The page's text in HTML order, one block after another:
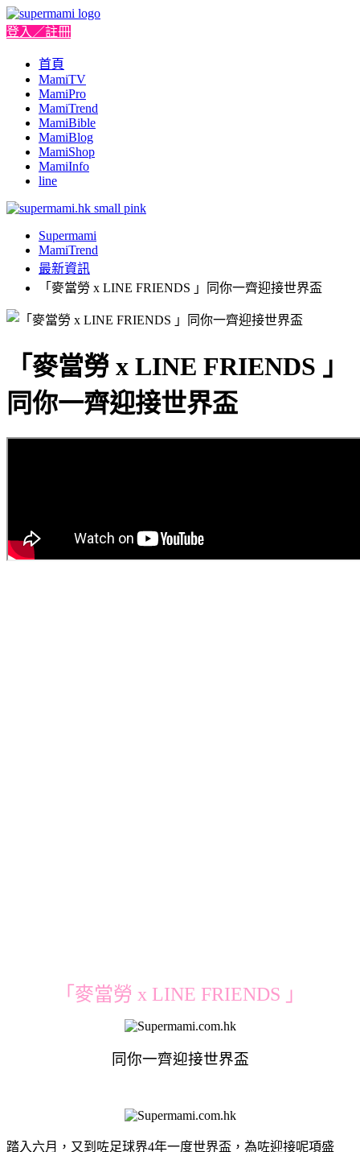
登入／註冊
首頁
MamiTV
MamiPro
MamiTrend
MamiBible
MamiBlog
MamiShop
MamiInfo
line
Supermami
MamiTrend
最新資訊
「麥當勞 x LINE FRIENDS 」同你一齊迎接世界盃
「麥當勞 x LINE FRIENDS 」
同你一齊迎接世界盃
「麥當勞 x LINE FRIENDS 」
同你一齊迎接世界盃
踏入六月，又到咗足球界4年一度世界盃，為咗迎接呢項盛